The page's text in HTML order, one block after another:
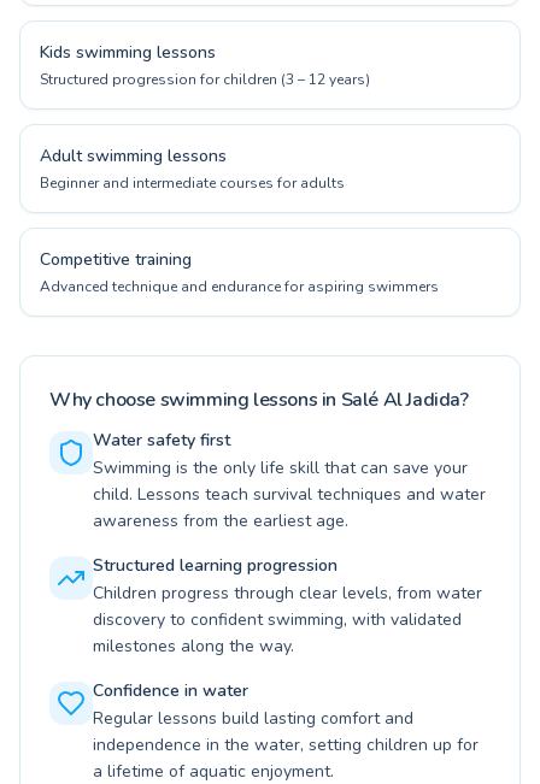
Kids swimming lessons
Structured progression for children (3 – 12 years)
Adult swimming lessons
Beginner and intermediate courses for adults
Competitive training
Advanced technique and endurance for aspiring swimmers
Why choose swimming lessons in Salé Al Jadida?
Water safety first
Swimming is the only life skill that can save your
child. Lessons teach survival techniques and water
awareness from the earliest age.
Structured learning progression
Children progress through clear levels, from water
discovery to confident swimming, with validated
milestones along the way.
Confidence in water
Regular lessons build lasting comfort and
independence in the water, setting children up for
a lifetime of aquatic enjoyment.